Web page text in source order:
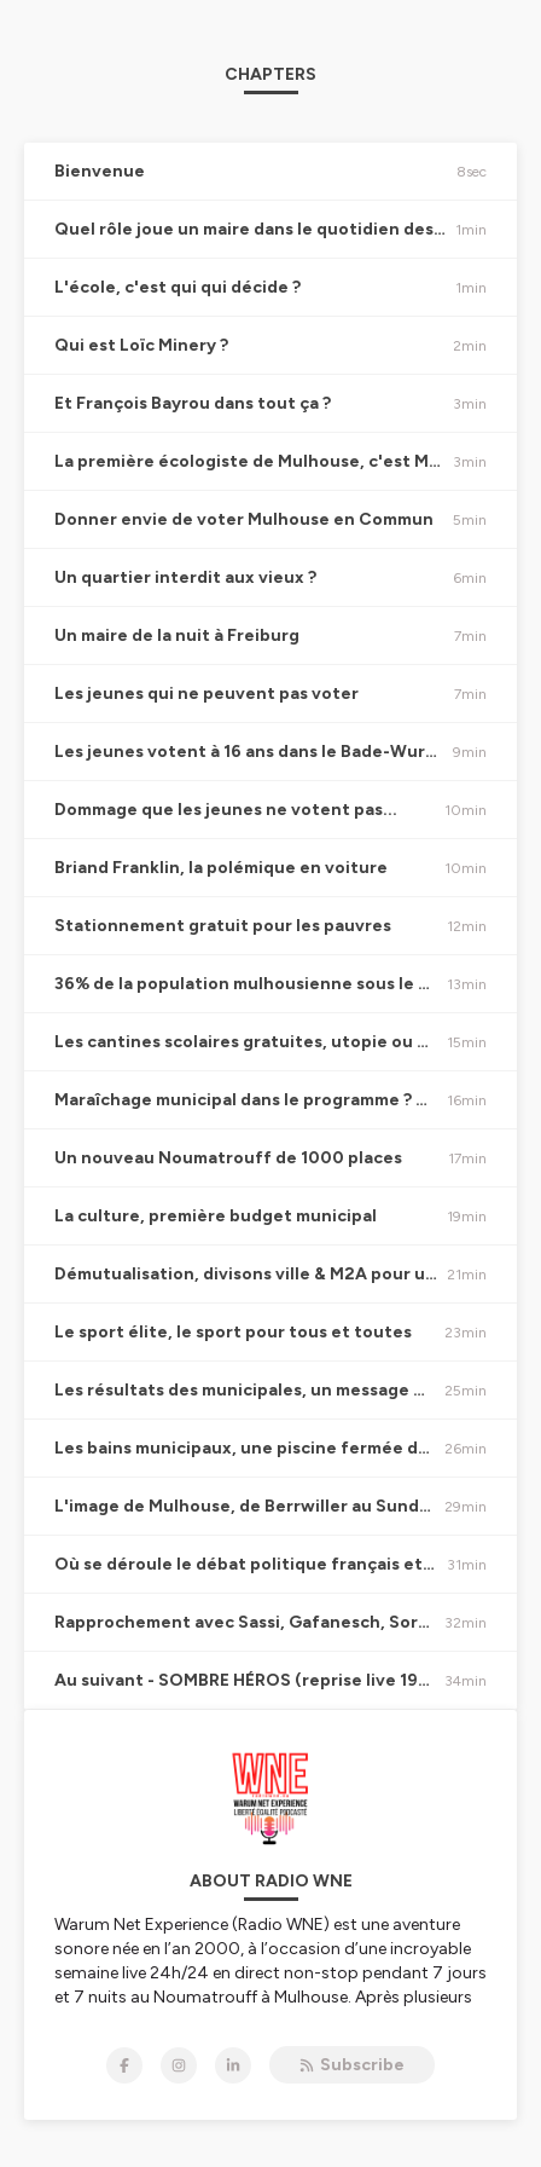
CHAPTERS
Bienvenue 8sec
Quel rôle joue un maire dans le quotidien des habitants ? 1min
L'école, c'est qui qui décide ? 1min
Qui est Loïc Minery ? 2min
Et François Bayrou dans tout ça ? 3min
La première écologiste de Mulhouse, c'est Michèle Lutz ? 3min
Donner envie de voter Mulhouse en Commun 5min
Un quartier interdit aux vieux ? 6min
Un maire de la nuit à Freiburg 7min
Les jeunes qui ne peuvent pas voter 7min
Les jeunes votent à 16 ans dans le Bade-Wurtemberg 9min
Dommage que les jeunes ne votent pas... 10min
Briand Franklin, la polémique en voiture 10min
Stationnement gratuit pour les pauvres 12min
36% de la population mulhousienne sous le seuil de pauvreté 13min
Les cantines scolaires gratuites, utopie ou bonne idée ? 15min
Maraîchage municipal dans le programme ? Ou pas ? 16min
Un nouveau Noumatrouff de 1000 places 17min
La culture, première budget municipal 19min
Démutualisation, divisons ville & M2A pour un coût annuel de 3 millions 21min
Le sport élite, le sport pour tous et toutes 23min
Les résultats des municipales, un message pour Macron ? 25min
Les bains municipaux, une piscine fermée depuis des années 26min
L'image de Mulhouse, de Berrwiller au Sundgau en passant par Freiburg Basel 29min
Où se déroule le débat politique français et mulhousien ? 31min
Rapprochement avec Sassi, Gafanesch, Sornin ? 32min
Au suivant - SOMBRE HÉROS (reprise live 1991 et un peu punk de Jacques Brel) 34min
ABOUT RADIO WNE
Warum Net Experience (Radio WNE) est une aventure
sonore née en l’an 2000, à l’occasion d’une incroyable
semaine live 24h/24 en direct non-stop pendant 7 jours
et 7 nuits au Noumatrouff à Mulhouse. Après plusieurs
aux médias, à l'information, au numérique et à l'IA, les
Subscribe